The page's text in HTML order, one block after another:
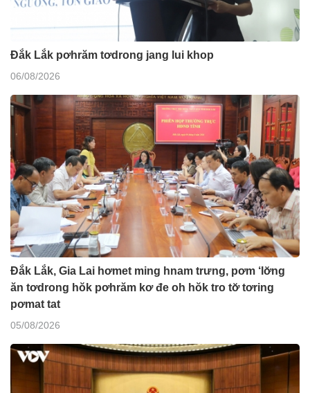
Đắk Lắk pơhrăm tơdrong jang lui khop
06/08/2026
Đắk Lắk, Gia Lai hơmet ming hnam trưng, pơm ‘lơ̆ng
ăn tơdrong hŏk pơhrăm kơ đe oh hŏk tro tơ̆ tơring
pơmat tat
05/08/2026